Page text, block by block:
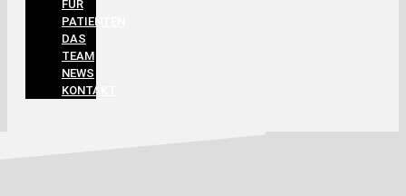
FÜR
PATIENTEN
DAS
TEAM
NEWS
KONTAKT